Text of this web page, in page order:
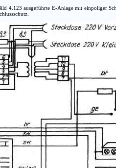
4.123 ausgeführte E-Anlage mit einpoliger